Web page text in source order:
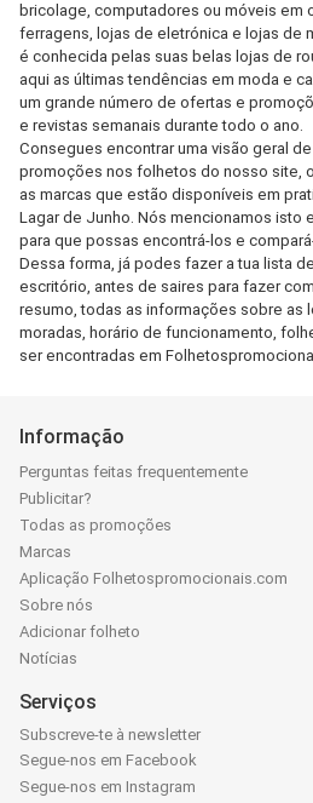
bricolage, computadores ou móveis em
ferragens, lojas de eletrónica e lojas de
é conhecida pelas suas belas lojas de
aqui as últimas tendências em moda e
um grande número de ofertas e
e revistas semanais durante todo o ano.
Consegues encontrar uma visão geral
promoções nos folhetos do nosso site,
as marcas que estão disponíveis em
Lagar de Junho. Nós mencionamos isto
para que possas encontrá-los e
Dessa forma, já podes fazer a tua lista
escritório, antes de saires para fazer
resumo, todas as informações sobre as
moradas, horário de funcionamento,
ser encontradas em
Informação
Perguntas feitas frequentemente
Publicitar?
Todas as promoções
Marcas
Aplicação Folhetospromocionais.com
Sobre nós
Adicionar folheto
Notícias
Serviços
Subscreve-te à newsletter
Segue-nos em Facebook
Segue-nos em Instagram